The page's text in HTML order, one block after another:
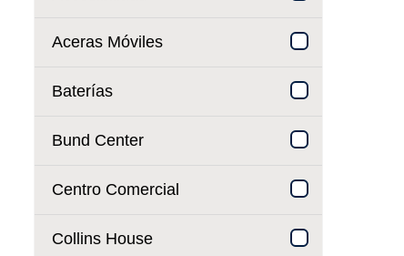
Aceras Móviles
Baterías
Bund Center
Centro Comercial
Collins House